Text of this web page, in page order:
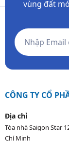
vùng đất
CÔNG TY CỔ
Địa chỉ
Tòa nhà Saigon Star
Chí Minh